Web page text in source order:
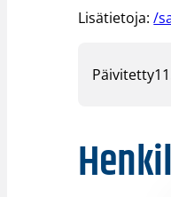
Lisätietoja:/
Päivitetty